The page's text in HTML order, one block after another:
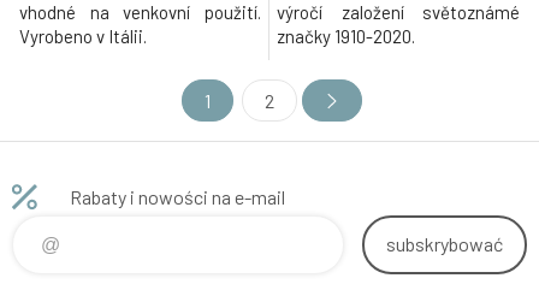
vhodné na venkovní použití.
Vyrobeno v Itálii.
výročí založení světoznámé
značky 1910-2020.
1 2
Rabaty i nowości na e-mail
subskrybować